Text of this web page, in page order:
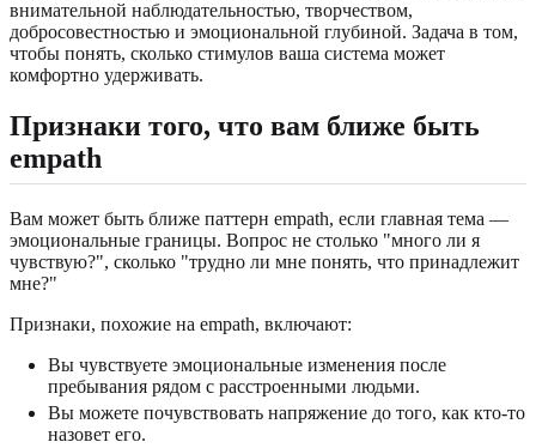
внимательной наблюдательностью, творчеством,
добросовестностью и эмоциональной глубиной. Задача в том,
чтобы понять, сколько стимулов ваша система может
комфортно удерживать.
Признаки того, что вам ближе быть
empath
Вам может быть ближе паттерн empath, если главная тема —
эмоциональные границы. Вопрос не столько "много ли я
чувствую?", сколько "трудно ли мне понять, что принадлежит
мне?"
Признаки, похожие на empath, включают:
Вы чувствуете эмоциональные изменения после
пребывания рядом с расстроенными людьми.
Вы можете почувствовать напряжение до того, как кто-то
назовет его.